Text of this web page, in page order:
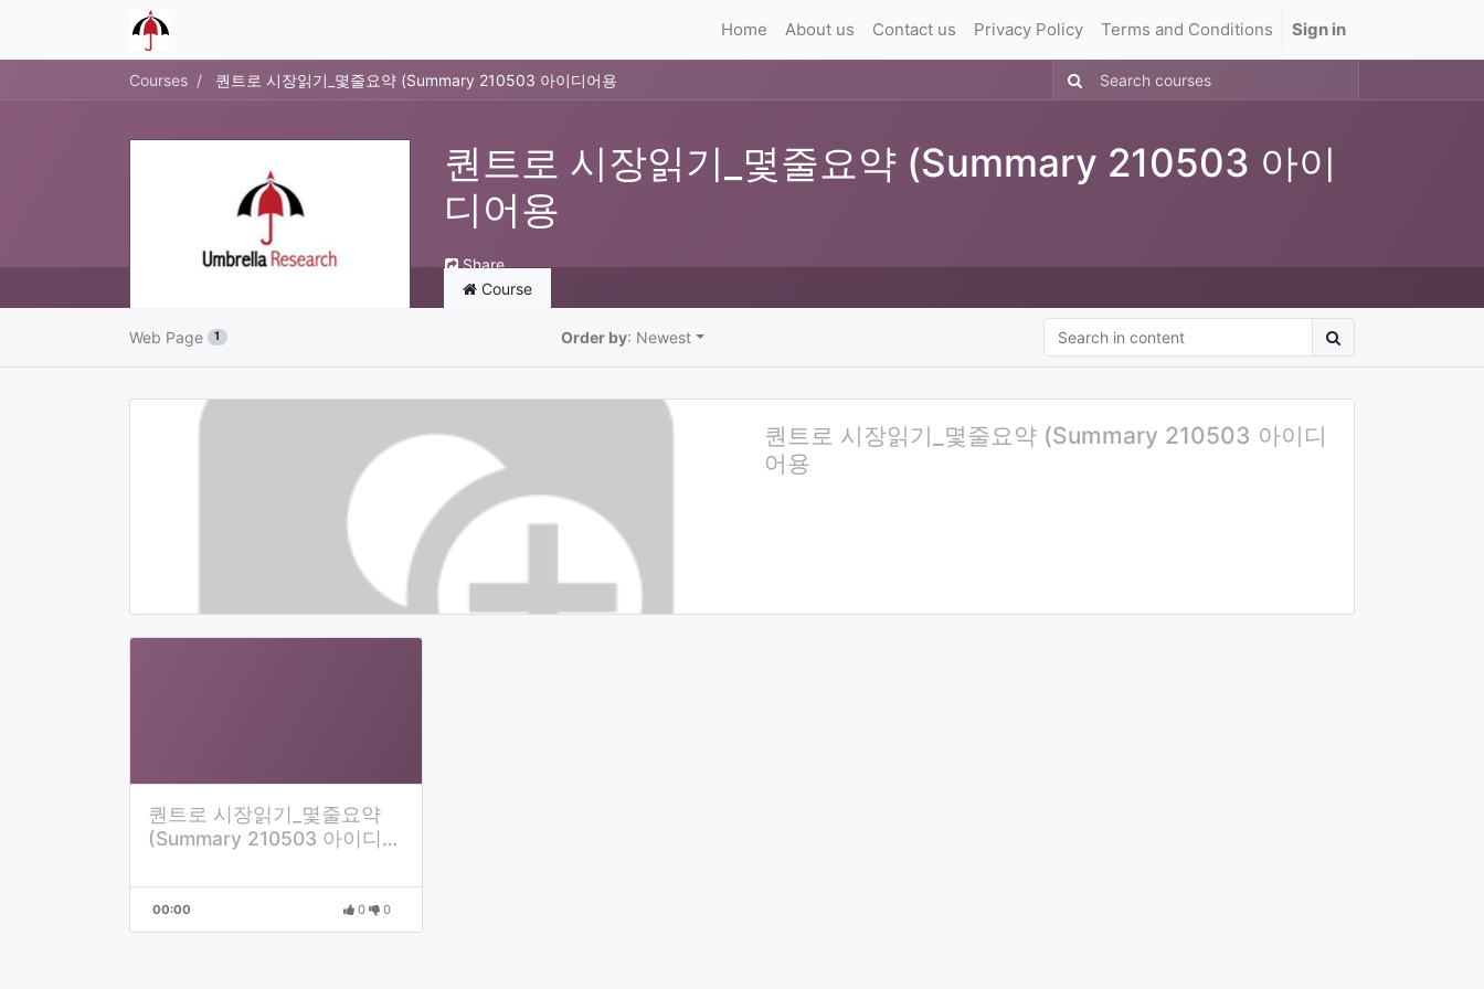
Home About us Contact us Privacy Policy Terms and Conditions Sign in
Courses 퀀트로 시장읽기_몇줄요약 (Summary 210503 아이디어용
퀀트로 시장읽기_몇줄요약 (Summary 210503 아이
디어용
Share
Course
Web Page 1 Order by: Newest
퀀트로 시장읽기_몇줄요약 (Summary 210503 아이디
어용
퀀트로 시장읽기_몇줄요약
(Summary 210503 아이디어
00:00 0 0